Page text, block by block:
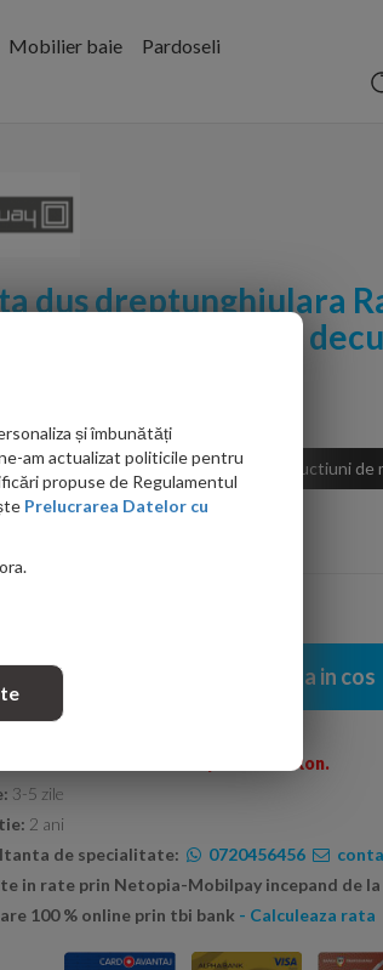
Mobilier baie Pardoseli
dus dreptunghiulara
F 100x80xH3 cm,
RON
RON Instructiuni de
Adauga in cos
GRATUIT la comenzi peste 600 Ron.
3-5 zile
2 ani
de specialitate:
0720456456
in rate prin Netopia-Mobilpay incepand de la
100 % online prin tbi bank - Calculeaza rata
și îmbunătăți
am actualizat politicile pentru
propuse de Regulamentul
Prelucrarea Datelor cu